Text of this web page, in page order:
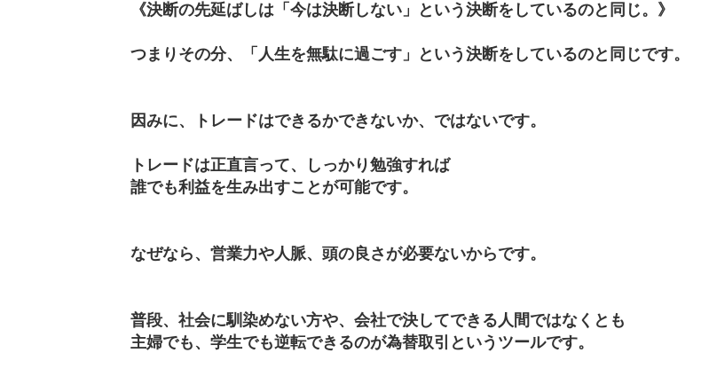
《決断の先延ばしは「今は決断しない」という決断をしているのと同じ。》
つまりその分、「人生を無駄に過ごす」という決断をしているのと同じです。
因みに、トレードはできるかできないか、ではないです。
トレードは正直言って、しっかり勉強すれば
誰でも利益を生み出すことが可能です。
なぜなら、営業力や人脈、頭の良さが必要ないからです。
普段、社会に馴染めない方や、会社で決してできる人間ではなくとも
主婦でも、学生でも逆転できるのが為替取引というツールです。